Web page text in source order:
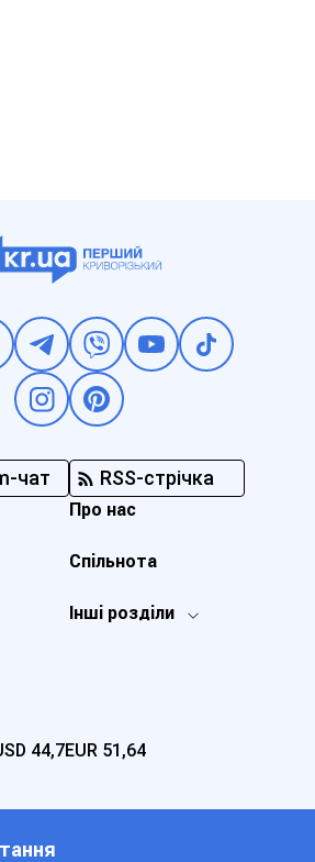
чат RSS-стрічка
Інші розділи
Про нас
Спільнота
44,7EUR 51,64